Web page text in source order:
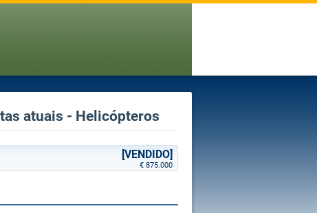
atuais - Helicópteros
[VENDIDO]
€ 875.000